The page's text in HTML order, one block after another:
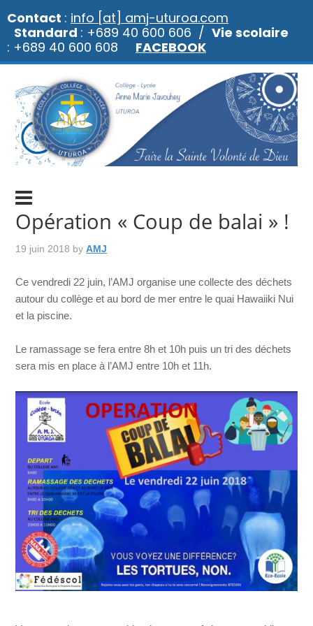
Opération « Coup de balai » !
19 juin 2018 byAMJ
Ce vendredi 22 juin, l’AMJ organise une collecte des déchets
autour du collège et au bord de mer entre le quai Hawaiiki Nui
et la piscine.
Le ramassage se fera entre 8h et 10h puis un tri des déchets
sera mis en place à l’AMJ entre 10h et 11h.
Contact : info [at] amj-uturoa.com
Standard : +689 40 600 606 / Vie scolaire
: +689 40 600 608 FACEBOOK